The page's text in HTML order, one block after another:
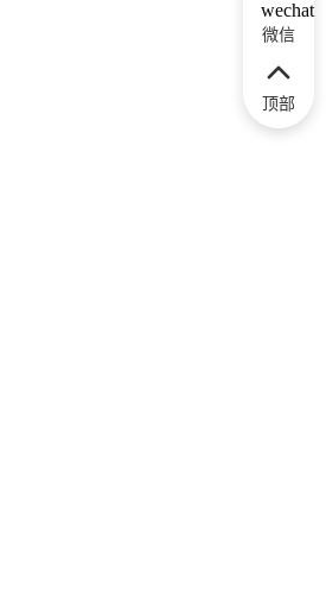
微信
顶部